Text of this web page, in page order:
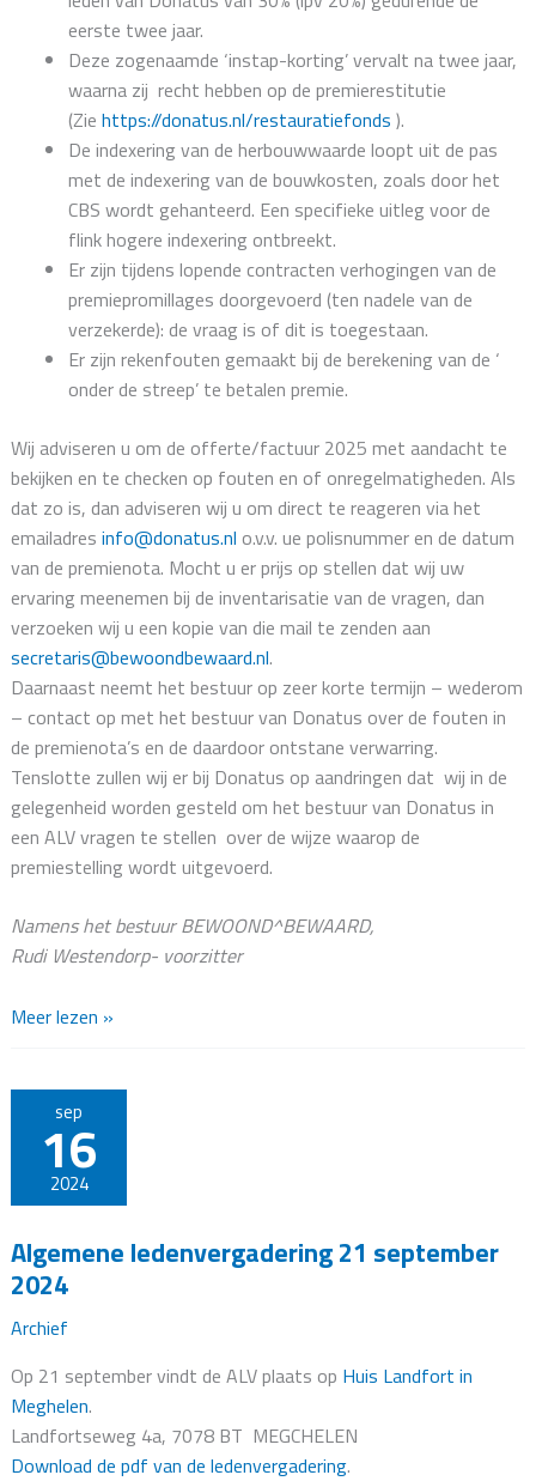
eerste twee jaar.
Deze zogenaamde ‘instap-korting’ vervalt na twee jaar,
waarna zij recht hebben op de premierestitutie
(Ziehttps://donatus.nl/restauratiefonds ).
De indexering van de herbouwwaarde loopt uit de pas
met de indexering van de bouwkosten, zoals door het
CBS wordt gehanteerd. Een specifieke uitleg voor de
flink hogere indexering ontbreekt.
Er zijn tijdens lopende contracten verhogingen van de
premiepromillages doorgevoerd (ten nadele van de
verzekerde): de vraag is of dit is toegestaan.
Er zijn rekenfouten gemaakt bij de berekening van de ‘
onder de streep’ te betalen premie.
Wij adviseren u om de offerte/factuur 2025 met aandacht te
bekijken en te checken op fouten en of onregelmatigheden. Als
dat zo is, dan adviseren wij u om direct te reageren via het
emailadresinfo@donatus.nl o.v.v. ue polisnummer en de datum
van de premienota. Mocht u er prijs op stellen dat wij uw
ervaring meenemen bij de inventarisatie van de vragen, dan
verzoeken wij u een kopie van die mail te zenden aan
secretaris@bewoondbewaard.nl.
Daarnaast neemt het bestuur op zeer korte termijn – wederom
– contact op met het bestuur van Donatus over de fouten in
de premienota’s en de daardoor ontstane verwarring.
Tenslotte zullen wij er bij Donatus op aandringen dat wij in de
gelegenheid worden gesteld om het bestuur van Donatus in
een ALV vragen te stellen over de wijze waarop de
premiestelling wordt uitgevoerd.
Namens het bestuur BEWOOND^BEWAARD,
Rudi Westendorp- voorzitter
Nieuwjaarsbericht
Meer lezen »
sep
16
2024
Algemene ledenvergadering 21 september
2024
Archief
Op 21 september vindt de ALV plaats op Huis Landfort in
Meghelen.
Landfortseweg 4a, 7078 BT MEGCHELEN
Download de pdf van de ledenvergadering.